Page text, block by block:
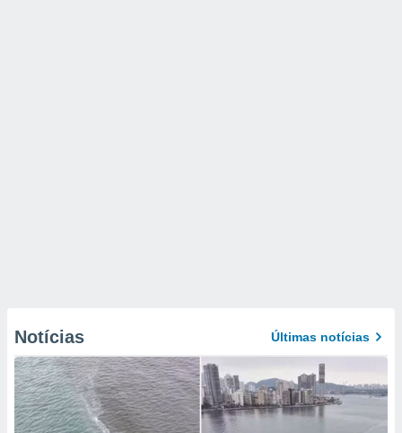
Notícias Últimas notícias